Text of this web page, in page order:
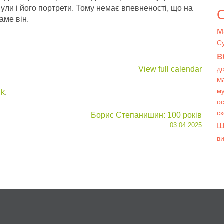
і його портрети. Тому немає впевненості, що на
він.
View full calendar
.
Борис Степанишин: 100 років
03.04.2025